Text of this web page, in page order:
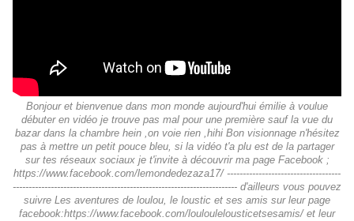
Bonjour et bienvenue dans mon monde aujourd'hui émilie à voulue
débuter en vidéo je trouve pas mal pour une première sauf la vue du
bazar dans la chambre hein ,on voie rien ,hihi Bon visionnage n'hésitez
pas à mettre un petit pouce bleu, si la vidéo t'a plu est de la partager
sur tes réseaux sociaux je t'invite à découvrir ma page Facebook ;
https://www.facebook.com/lemondedezaza17/ ------------------------------------
----------------------------------------------------------------------- d'ailleurs vous pouvez
suivre Les aventures de loulou, le loustic et ses amis sur leur page
facebook:https://www.facebook.com/louloulelousticetsesamis/ et leur